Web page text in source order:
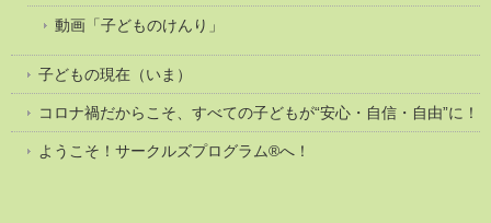
動画「子どものけんり」
子どもの現在（いま）
コロナ禍だからこそ、すべての子どもが“安心・自信・自由”に！
ようこそ！サークルズプログラム®へ！